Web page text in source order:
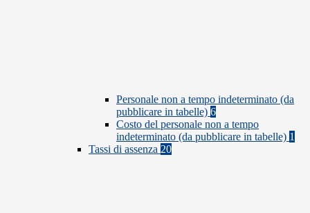
Personale non a tempo indeterminato (da
pubblicare in tabelle) 6
Costo del personale non a tempo
indeterminato (da pubblicare in tabelle) 1
Tassi di assenza 20